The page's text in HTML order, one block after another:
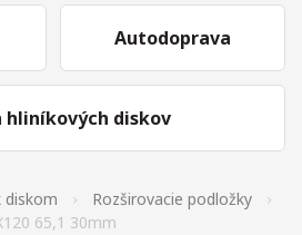
hliníkových diskov
Autodoprava
diskom
Rozširovacie podložky
65,1 30mm